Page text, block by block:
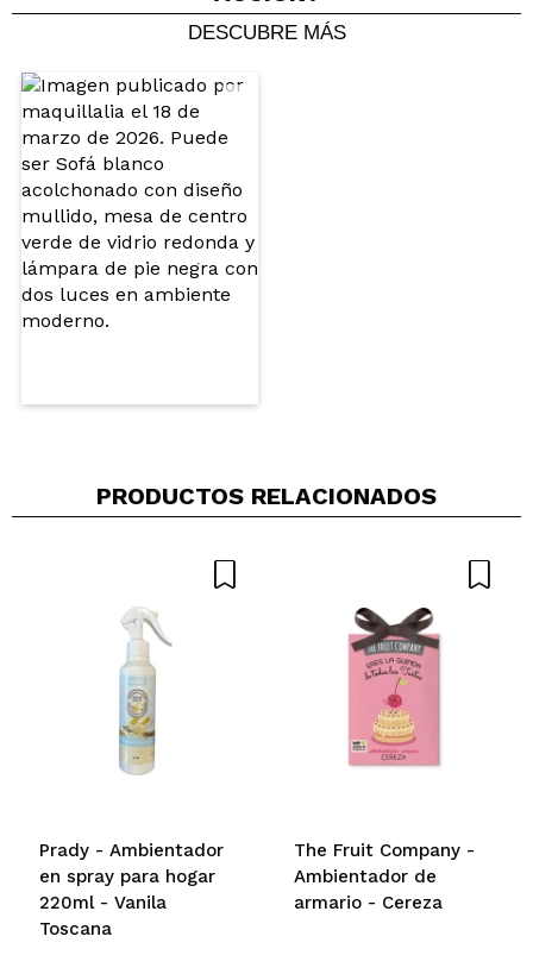
Compartir un vídeo o una foto
Tu vídeo podría ser el primero. Imagínatelo...
¿Recomendarías su compra?
DESCUBRE MÁS
PRODUCTOS RELACIONADOS
Prady - Ambientador
en spray para hogar
220ml - Vanila
Toscana
The Fruit Company -
Ambientador de
armario - Cereza